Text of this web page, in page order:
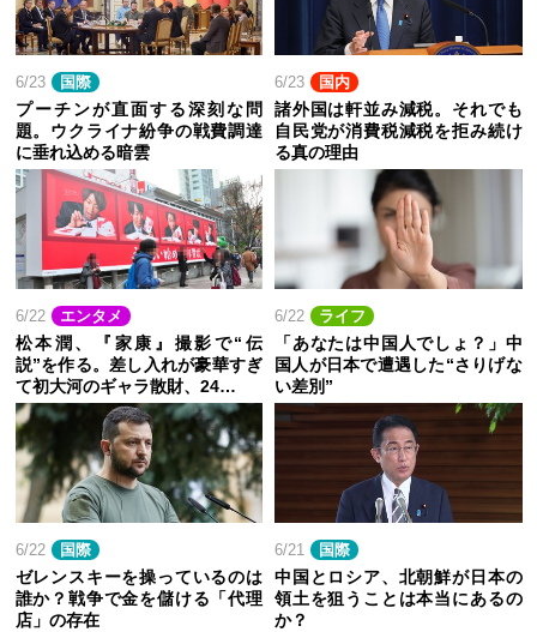
6/23 国際
プーチンが直面する深刻な問
題。ウクライナ紛争の戦費調達
に垂れ込める暗雲
6/23 国内
諸外国は軒並み減税。それでも
自民党が消費税減税を拒み続け
る真の理由
6/22 エンタメ
松本潤、『家康』撮影で“伝
説”を作る。差し入れが豪華すぎ
て初大河のギャラ散財、24…
6/22 ライフ
「あなたは中国人でしょ？」中
国人が日本で遭遇した“さりげな
い差別”
6/22 国際
ゼレンスキーを操っているのは
誰か？戦争で金を儲ける「代理
店」の存在
6/21 国際
中国とロシア、北朝鮮が日本の
領土を狙うことは本当にあるの
か？